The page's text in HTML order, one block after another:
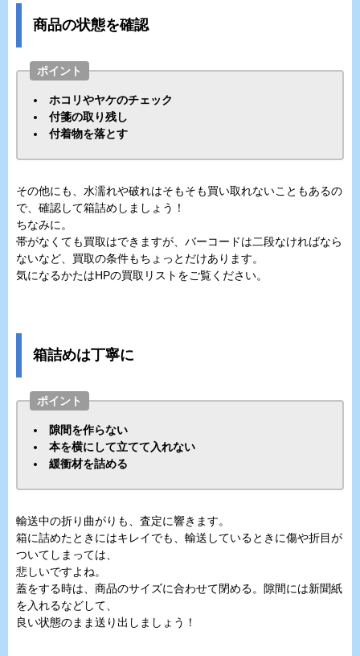
商品の状態を確認
ポイント
ホコリやヤケのチェック
付箋の取り残し
付着物を落とす
その他にも、水濡れや破れはそもそも買い取れないこともあるの
で、確認して箱詰めしましょう！
ちなみに。
帯がなくても買取はできますが、バーコードは二段なければなら
ないなど、買取の条件もちょっとだけあります。
気になるかたはHPの買取リストをご覧ください。
箱詰めは丁寧に
ポイント
隙間を作らない
本を横にして立てて入れない
緩衝材を詰める
輸送中の折り曲がりも、査定に響きます。
箱に詰めたときにはキレイでも、輸送しているときに傷や折目が
ついてしまっては、
悲しいですよね。
蓋をする時は、商品のサイズに合わせて閉める。隙間には新聞紙
を入れるなどして、
良い状態のまま送り出しましょう！